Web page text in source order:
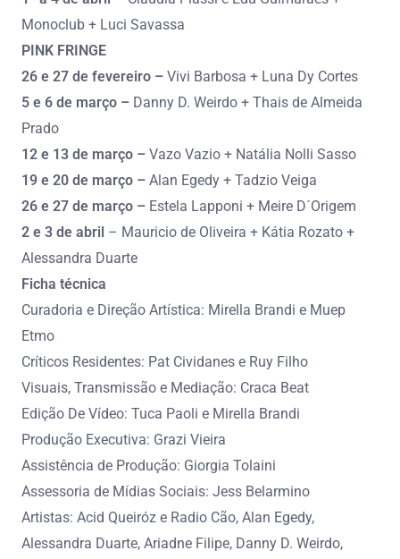
Monoclub + Luci Savassa
PINK FRINGE
26 e 27 de fevereiro – Vivi Barbosa + Luna Dy Cortes
5 e 6 de março – Danny D. Weirdo + Thais de Almeida
Prado
12 e 13 de março – Vazo Vazio + Natália Nolli Sasso
19 e 20 de março – Alan Egedy + Tadzio Veiga
26 e 27 de março – Estela Lapponi + Meire D´Origem
2 e 3 de abril – Mauricio de Oliveira + Kátia Rozato +
Alessandra Duarte
Ficha técnica
Curadoria e Direção Artística: Mirella Brandi e Muep
Etmo
Críticos Residentes: Pat Cividanes e Ruy Filho
Visuais, Transmissão e Mediação: Craca Beat
Edição De Vídeo: Tuca Paoli e Mirella Brandi
Produção Executiva: Grazi Vieira
Assistência de Produção: Giorgia Tolaini
Assessoria de Mídias Sociais: Jess Belarmino
Artistas: Acid Queiróz e Radio Cão, Alan Egedy,
Alessandra Duarte, Ariadne Filipe, Danny D. Weirdo,